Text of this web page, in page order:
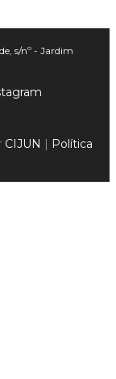
s/nº - Jardim
CIJUN | Política